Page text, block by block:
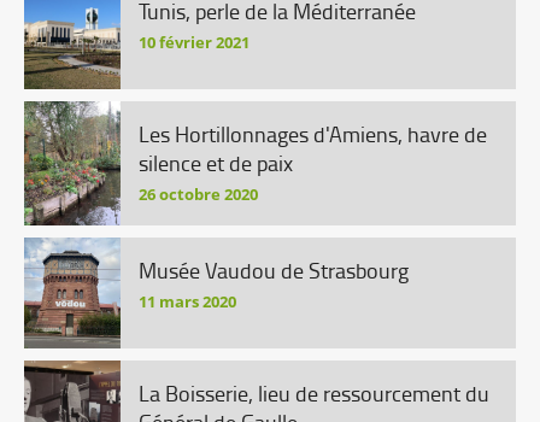
Tunis, perle de la Méditerranée
10 février 2021
Les Hortillonnages d'Amiens, havre de
silence et de paix
26 octobre 2020
Musée Vaudou de Strasbourg
11 mars 2020
La Boisserie, lieu de ressourcement du